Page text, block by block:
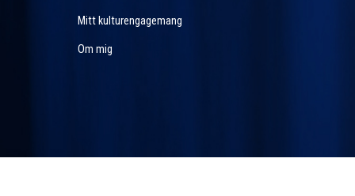
Mitt kulturengagemang
Om mig